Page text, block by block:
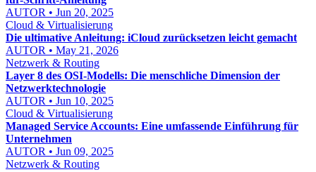
AUTOR • Jun 20, 2025
Cloud & Virtualisierung
Die ultimative Anleitung: iCloud zurücksetzen leicht gemacht
AUTOR • May 21, 2026
Netzwerk & Routing
Layer 8 des OSI-Modells: Die menschliche Dimension der
Netzwerktechnologie
AUTOR • Jun 10, 2025
Cloud & Virtualisierung
Managed Service Accounts: Eine umfassende Einführung für
Unternehmen
AUTOR • Jun 09, 2025
Netzwerk & Routing